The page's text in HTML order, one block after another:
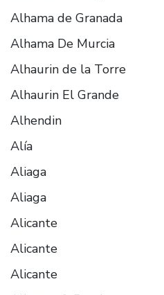
Alhama de Granada
Alhama De Murcia
Alhaurin de la Torre
Alhaurin El Grande
Alhendin
Alía
Aliaga
Aliaga
Alicante
Alicante
Alicante